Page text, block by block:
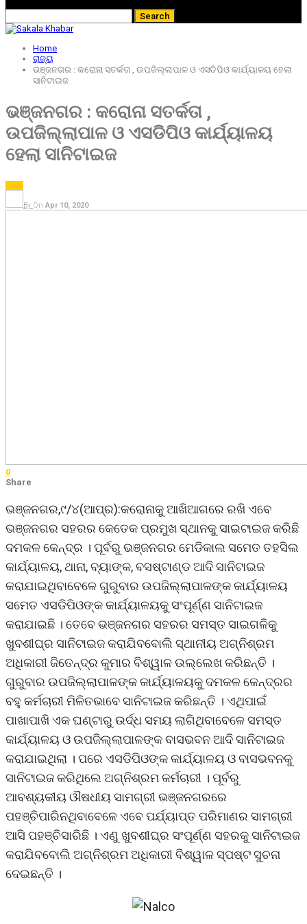
Home
ରାଜ୍ୟ
ଭଞ୍ଜନଗର : କରୋନା ସତର୍କତା , ଉପଜିଲ୍ଲାପାଳ ଓ ଏସଡିପିଓ କାର୍ଯ୍ୟାଳୟ ହେଲା
ସାନିଟାଇଜ
ଭଞ୍ଜନଗର : କରୋନା ସତର୍କତା ,
ଉପଜିଲ୍ଲାପାଳ ଓ ଏସଡିପିଓ କାର୍ଯ୍ୟାଳୟ
ହେଲା ସାନିଟାଇଜ
By On Apr 10, 2020
0
Share
ଭଞ୍ଜନଗର,୯/୪(ଆପ୍ର):କରୋନାକୁ ଆଖିଆଗରେ ରଖି ଏବେ
ଭଞ୍ଜନଗର ସହରର କେତେକ ପ୍ରମୁଖ ସ୍ଥାନକୁ ସାଇଟାଇଜ କରିଛି
ଦମକଳ କେନ୍ଦ୍ର । ପୂର୍ବରୁ ଭଞ୍ଜନଗର ମେଡିକାଲ ସମେତ ତହସିଲ
କାର୍ଯ୍ୟାଳୟ, ଥାନା, ବ୍ୟାଙ୍କ, ବସଷ୍ଟାଣ୍ଡ ଆଦି ସାନିଟାଇଜ
କରାଯାଇଥିବାବେଳେ ଗୁରୁବାର ଉପଜିଲ୍ଲାପାଳଙ୍କ କାର୍ଯ୍ୟାଳୟ
ସମେତ ଏସଡିପିଓଙ୍କ କାର୍ଯ୍ୟାଳୟକୁ ସଂପୂର୍ଣ୍ଣ ସାନିଟାଇଜ
କରାଯାଇଛି । ତେବେ ଭଞ୍ଜନଗର ସହରର ସମସ୍ତ ସାଇଗଳିକୁ
ଖୁବଶୀଘ୍ର ସାନିଟାଇଜ କରାଯିବବୋଲି ସ୍ଥାନୀୟ ଅଗ୍ନିଶ୍ରମ
ଅଧିକାରୀ ଜିତେନ୍ଦ୍ର କୁମାର ବିଶ୍ୱାଳ ଉଲ୍ଲେଖ କରିଛନ୍ତି ।
ଗୁରୁବାର ଉପଜିଲ୍ଲାପାଳଙ୍କ କାର୍ଯ୍ୟାଳୟକୁ ଦମକଳ କେନ୍ଦ୍ରର
ବହୁ କର୍ମଚାରୀ ମିଳିତଭାବେ ସାନିଟାଇଜ କରିଛନ୍ତି । ଏଥିପାଇଁ
ପାଖାପାଖି ଏକ ଘଣ୍ଟାରୁ ଉର୍ଦ୍ଧ ସମୟ ଲାଗିଥିବାବେଳେ ସମସ୍ତ
କାର୍ଯ୍ୟାଳୟ ଓ ଉପଜିଲ୍ଲାପାଳଙ୍କ ବାସଭବନ ଆଦି ସାନିଟାଇଜ
କରାଯାଇଥିଲା । ପରେ ଏସଡିପିଓଙ୍କ କାର୍ଯ୍ୟାଳୟ ଓ ବାସଭବନକୁ
ସାନିଟାଇଜ କରିଥିଲେ ଅଗ୍ନିଶ୍ରମ କର୍ମଚାରୀ । ପୂର୍ବରୁ
ଆବଶ୍ୟକୀୟ ଔଷଧୀୟ ସାମଗ୍ରୀ ଭଞ୍ଜନଗରରେ
ପହଞ୍ଚିପାରିନଥିବାବେଳେ ଏବେ ପର୍ଯ୍ୟାପ୍ତ ପରିମାଣର ସାମଗ୍ରୀ
ଆସି ପହଞ୍ଚିସାରିଛି । ଏଣୁ ଖୁବଶୀଘ୍ର ସଂପୂର୍ଣ୍ଣ ସହରକୁ ସାନିଟାଇଜ
କରାଯିବବୋଲି ଅଗ୍ନିଶ୍ରମ ଅଧିକାରୀ ବିଶ୍ୱାଳ ସ୍ପଷ୍ଟ ସୁଚନା
ଦେଇଛନ୍ତି ।